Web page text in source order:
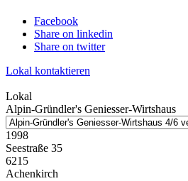
Facebook
Share on linkedin
Share on twitter
Lokal kontaktieren
Lokal
Alpin-Gründler's Geniesser-Wirtshaus
1998
Seestraße 35
6215
Achenkirch